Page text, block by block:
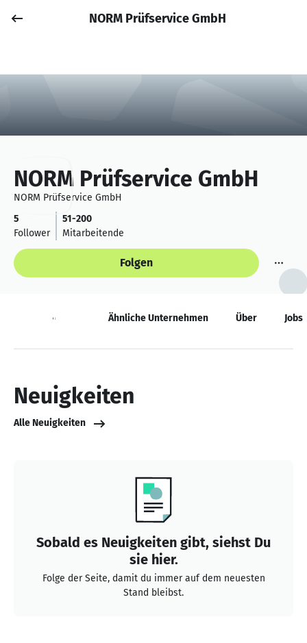
Anmelden
NORM Prüfservice GmbH
NORM Prüfservice GmbH
NORM Prüfservice GmbH
5
Follower
51-200
Mitarbeitende
Folgen
Neuigkeiten Ähnliche Unternehmen Über Jobs
Neuigkeiten
Alle Neuigkeiten
Sobald es Neuigkeiten gibt, siehst Du
sie hier.
Folge der Seite, damit du immer auf dem neuesten
Stand bleibst.